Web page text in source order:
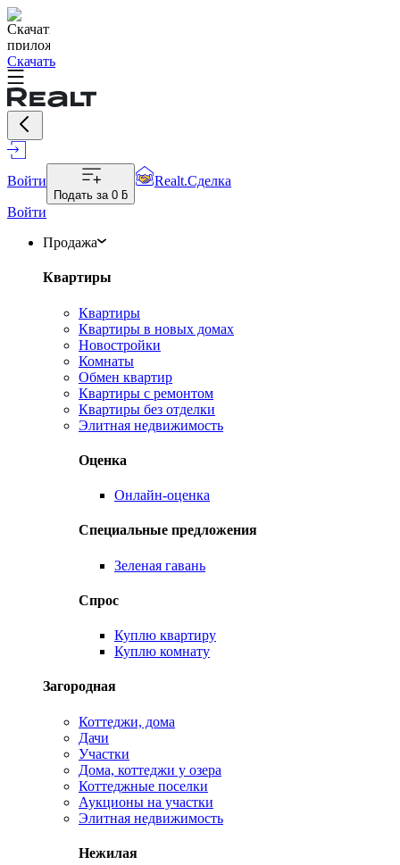
Скачать
Войти
Подать за 0 ƃ
Realt.Сделка
Войти
Продажа
Квартиры
Квартиры
Квартиры в новых домах
Новостройки
Комнаты
Обмен квартир
Квартиры с ремонтом
Квартиры без отделки
Элитная недвижимость
Оценка
Онлайн-оценка
Специальные предложения
Зеленая гавань
Спрос
Куплю квартиру
Куплю комнату
Загородная
Коттеджи, дома
Дачи
Участки
Дома, коттеджи у озера
Коттеджные поселки
Аукционы на участки
Элитная недвижимость
Нежилая